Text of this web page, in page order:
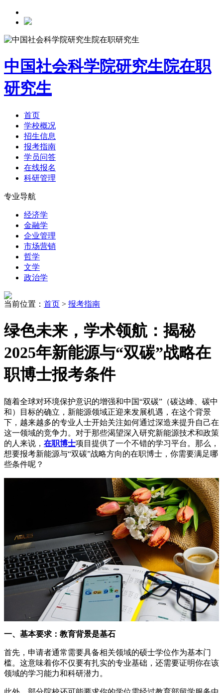
中国社会科学院研究生院在职
研究生
首页
学校概况
招生信息
报考指南
学员问答
在线报名
科研管理
专业导航
经济学
金融学
企业管理
市场营销
哲学
文学
政治学
当前位置： 首页 > 报考指南
绿色未来，学术领航：揭秘
2025年新能源与“双碳”战略在
职博士报考条件
随着全球对环境保护意识的增强和中国“双碳”（碳达峰、碳中
和）目标的确立，新能源领域正迎来发展机遇，在这个背景
下，越来越多的专业人士开始关注如何通过深造来提升自己在
这一领域的竞争力。对于那些渴望深入研究新能源技术和政策
的人来说， 在职博士项目提供了一个不错的学习平台。那么，
想要报考新能源与“双碳”战略方向的在职博士，你需要满足哪
些条件呢？
一、基本要求：教育背景是基石
首先，申请者通常需要具备相关领域的硕士学位作为基本门
槛。这意味着你不仅要有扎实的专业基础，还需要证明你在该
领域的学习能力和科研潜力。